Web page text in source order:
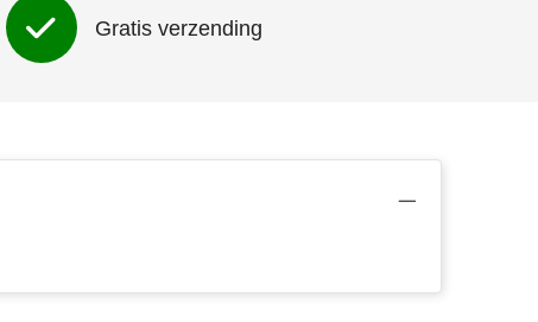
Gratis verzending